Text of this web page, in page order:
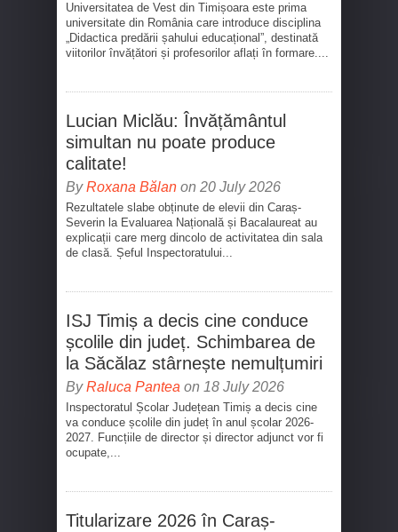
Universitatea de Vest din Timișoara este prima
universitate din România care introduce disciplina
„Didactica predării șahului educațional”, destinată
viitorilor învățători și profesorilor aflați în formare....
Lucian Miclău: Învățământul
simultan nu poate produce
calitate!
ByRoxana Bălan on 20 July 2026
Rezultatele slabe obținute de elevii din Caraș-
Severin la Evaluarea Națională și Bacalaureat au
explicații care merg dincolo de activitatea din sala
de clasă. Șeful Inspectoratului...
ISJ Timiș a decis cine conduce
școlile din județ. Schimbarea de
la Săcălaz stârnește nemulțumiri
ByRaluca Pantea on 18 July 2026
Inspectoratul Școlar Județean Timiș a decis cine
va conduce școlile din județ în anul școlar 2026-
2027. Funcțiile de director și director adjunct vor fi
ocupate,...
Titularizare 2026 în Caraș-